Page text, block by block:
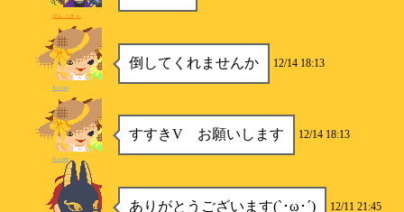
ぱんぷきん
倒してくれませんか 12/14 18:13
X.com
すすきV お願いします 12/14 18:13
X.com
ありがとうございます(`･ω･´) 12/11 21:45